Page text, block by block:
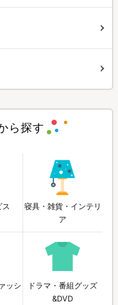
ら探す
寝具・雑貨・インテリ
ア
ッシ
ドラマ・番組グッズ
&DVD